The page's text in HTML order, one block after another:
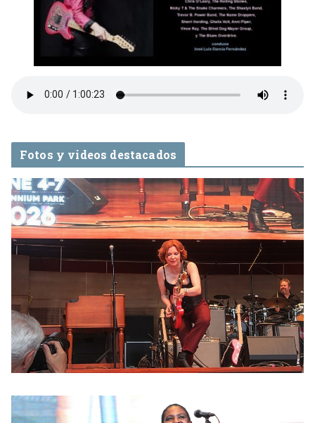
Fotos y videos destacados